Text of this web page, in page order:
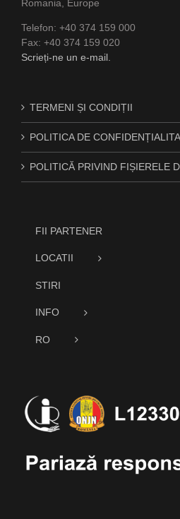
Romania, Europe
Telefon: +40 374 159 000
Fax: +40 374 159 020
Scrieți-ne un e-mail.
TERMENI ȘI CONDIȚII
POLITICA DE
POLITICĂ PRIVIND FIȘIERELE
FII PARTENER
LOCATII
STIRI
INFO
RO